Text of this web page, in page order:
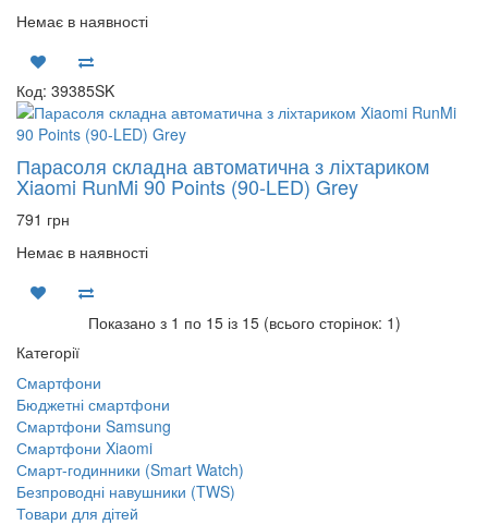
Немає в наявності
Код: 39385SK
Парасоля складна автоматична з ліхтариком
Xiaomi RunMi 90 Points (90-LED) Grey
791 грн
Немає в наявності
Показано з 1 по 15 із 15 (всього сторінок: 1)
Категорії
Смартфони
Бюджетні смартфони
Смартфони Samsung
Смартфони Xiaomi
Смарт-годинники (Smart Watch)
Безпроводні навушники (TWS)
Товари для дітей